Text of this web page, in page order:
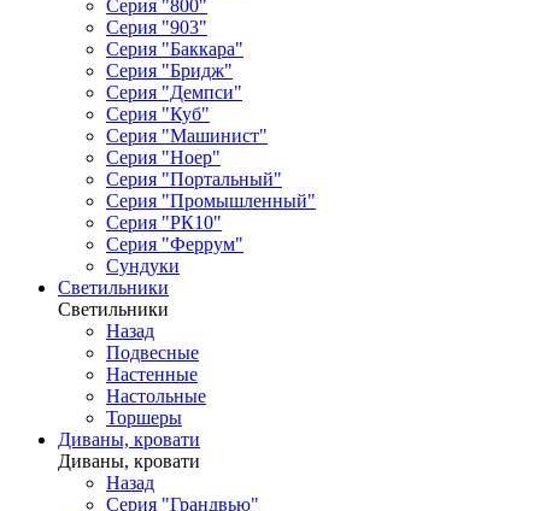
Серия "800"
Серия "903"
Серия "Баккара"
Серия "Бридж"
Серия "Демпси"
Серия "Куб"
Серия "Машинист"
Серия "Ноер"
Серия "Портальный"
Серия "Промышленный"
Серия "РК10"
Серия "Феррум"
Сундуки
Светильники
Светильники
Назад
Подвесные
Настенные
Настольные
Торшеры
Диваны, кровати
Диваны, кровати
Назад
Серия "Грандвью"